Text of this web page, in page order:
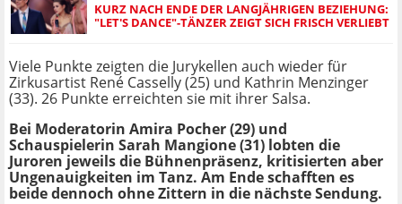
KURZ NACH ENDE DER LANGJÄHRIGEN BEZIEHUNG:
"LET'S DANCE"-TÄNZER ZEIGT SICH FRISCH VERLIEBT
Viele Punkte zeigten die Jurykellen auch wieder für
Zirkusartist René Casselly (25) und Kathrin Menzinger
(33). 26 Punkte erreichten sie mit ihrer Salsa.
Bei Moderatorin Amira Pocher (29) und
Schauspielerin Sarah Mangione (31) lobten die
Juroren jeweils die Bühnenpräsenz, kritisierten aber
Ungenauigkeiten im Tanz. Am Ende schafften es
beide dennoch ohne Zittern in die nächste Sendung.